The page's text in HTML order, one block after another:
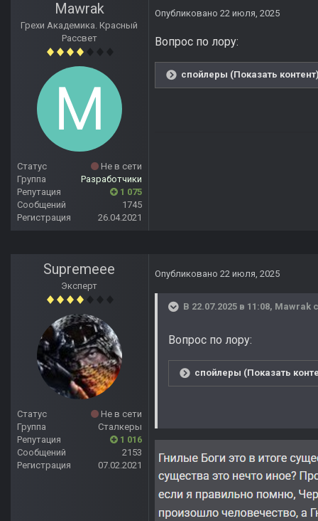
Mawrak
Грехи Академика. Красный
Рассвет
Статус
Не в сети
Группа
Разработчики
Репутация
1 075
Сообщений
1745
Регистрация
26.04.2021
Опубликовано 22 июля, 2025
Вопрос по лору:
спойлеры (Показать
Supremeee
Эксперт
Статус
Не в сети
Группа
Сталкеры
Репутация
1 016
Сообщений
2153
Регистрация
07.02.2021
Опубликовано 22 июля, 2025
В 22.07.2025 в 11:08, Mawrak
Вопрос по лору:
спойлеры (Показать